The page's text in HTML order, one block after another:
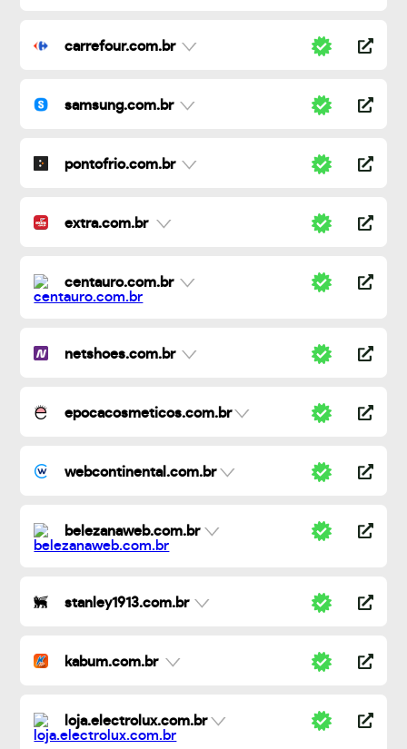
carrefour.com.br
samsung.com.br
pontofrio.com.br
extra.com.br
centauro.com.br
netshoes.com.br
epocacosmeticos.com.br
webcontinental.com.br
belezanaweb.com.br
stanley1913.com.br
kabum.com.br
loja.electrolux.com.br